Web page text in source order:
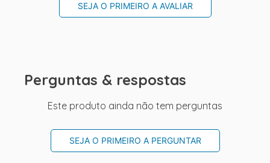
SEJA O PRIMEIRO A AVALIAR
Perguntas & respostas
Este produto ainda não tem perguntas
SEJA O PRIMEIRO A PERGUNTAR